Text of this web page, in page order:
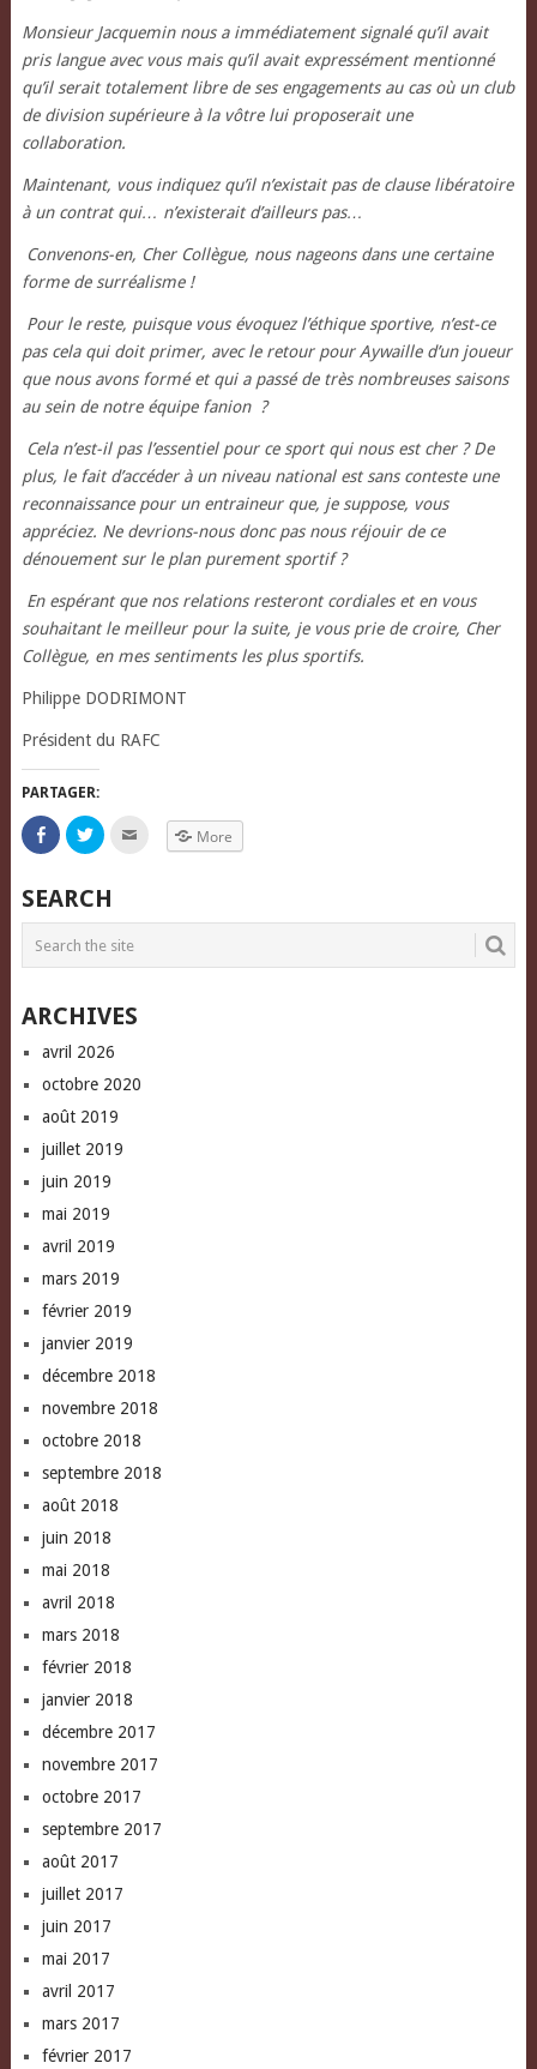
Monsieur Jacquemin nous a immédiatement signalé qu’il avait
pris langue avec vous mais qu’il avait expressément mentionné
qu’il serait totalement libre de ses engagements au cas où un club
de division supérieure à la vôtre lui proposerait une
collaboration.
Maintenant, vous indiquez qu’il n’existait pas de clause libératoire
à un contrat qui… n’existerait d’ailleurs pas…
Convenons-en, Cher Collègue, nous nageons dans une certaine
forme de surréalisme !
Pour le reste, puisque vous évoquez l’éthique sportive, n’est-ce
pas cela qui doit primer, avec le retour pour Aywaille d’un joueur
que nous avons formé et qui a passé de très nombreuses saisons
au sein de notre équipe fanion ?
Cela n’est-il pas l’essentiel pour ce sport qui nous est cher ? De
plus, le fait d’accéder à un niveau national est sans conteste une
reconnaissance pour un entraineur que, je suppose, vous
appréciez. Ne devrions-nous donc pas nous réjouir de ce
dénouement sur le plan purement sportif ?
En espérant que nos relations resteront cordiales et en vous
souhaitant le meilleur pour la suite, je vous prie de croire, Cher
Collègue, en mes sentiments les plus sportifs.
Philippe DODRIMONT
Président du RAFC
PARTAGER:
Click
to
share
Facebook
(Opens
in
window)
Click
to
Twitter
(Opens
in
window)
friend
More
SEARCH
ARCHIVES
avril 2026
octobre 2020
août 2019
juillet 2019
juin 2019
mai 2019
avril 2019
mars 2019
février 2019
janvier 2019
décembre 2018
novembre 2018
octobre 2018
septembre 2018
août 2018
juin 2018
mai 2018
avril 2018
mars 2018
février 2018
janvier 2018
décembre 2017
novembre 2017
octobre 2017
septembre 2017
août 2017
juillet 2017
juin 2017
mai 2017
avril 2017
mars 2017
février 2017